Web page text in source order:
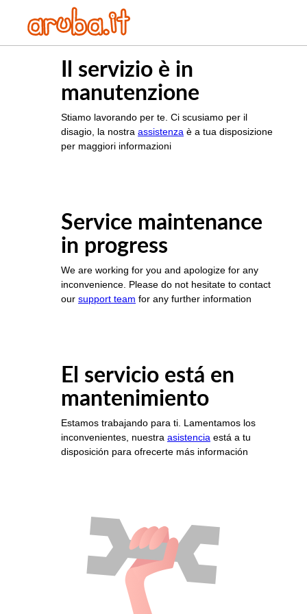
Il servizio è in
manutenzione
Stiamo lavorando per te. Ci scusiamo per il
disagio, la nostra assistenza è a tua disposizione
per maggiori informazioni
Service maintenance
in progress
We are working for you and apologize for any
inconvenience. Please do not hesitate to contact
our support team for any further information
El servicio está en
mantenimiento
Estamos trabajando para ti. Lamentamos los
inconvenientes, nuestra asistencia está a tu
disposición para ofrecerte más información